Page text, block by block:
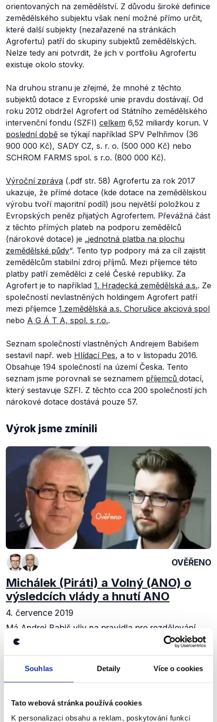
Souhlas Detaily Více o cookies
Tato webová stránka používá cookies
K personalizaci obsahu a reklam, poskytování funkcí
orientovaných na zemědělství. Z důvodu široké definice
zemědělského subjektu však není možné přímo určit,
které další subjekty (nezařazené na stránkách
Agrofertu) patří do skupiny subjektů zemědělských.
Nelze tedy ani potvrdit, že jich v portfoliu Agrofertu
existuje okolo stovky.
Na druhou stranu je zřejmé, že mnohé z těchto
subjektů dotace z Evropské unie pravdu dostávají. Od
roku 2012 obdržel Agrofert od Státního zemědělského
intervenční fondu (SZFI) celkem 6,52 miliardy korun. V
poslední době se týkají například SPV Pelhřimov (36
900 000 Kč), SADY CZ, s. r. o. (500 000 Kč) nebo
SCHROM FARMS spol. s r.o. (800 000 Kč).
Výroční zpráva (.pdf str. 58) Agrofertu za rok 2017
ukazuje, že přímé dotace (kde dotace na zemědělskou
výrobu tvoří majoritní podíl) jsou největší položkou z
Evropských peněz přijatých Agrofertem. Převážná část
z těchto přímých plateb na podporu zemědělců
(nárokové dotace) je „jednotná platba na plochu
zemědělské půdy“. Tento typ podpory má za cíl zajistit
zemědělcům stabilní zdroj příjmů. Mezi příjemce této
platby patří zemědělci z celé České republiky. Za
Agrofert je to například 1. Hradecká zemědělská a.s.. Ze
společností nevlastněných holdingem Agrofert patří
mezi příjemce 1.zemědělská a.s. Chorušice akciová spol
nebo A G Á T A, spol. s r.o..
Seznam společností vlastněných Andrejem Babišem
sestavil např. web Hlídací Pes, a to v listopadu 2016.
Obsahuje 194 společností na území Česka. Tento
seznam jsme porovnali se seznamem příjemců dotací,
který sestavuje SZFI. Z těchto cca 200 společností jich
nárokové dotace dostává pouze 57.
Výrok jsme zmínili
OVĚŘENO
Michálek (Piráti) a Volný (ANO) o
výsledcích vlády a hnutí ANO
4. července 2019
Má Andrej Babiš vliv na pravidla pro rozdělování
evropských dotací? Dělá něco vláda pro zajištění
důstojného bydlení? A řeší se vůbec problém
exekucí? Nad těmito i dalšími tématy se přeli...
Číst dál